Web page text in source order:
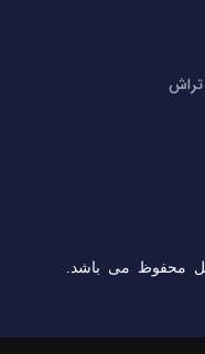
محفوظ می باشد.